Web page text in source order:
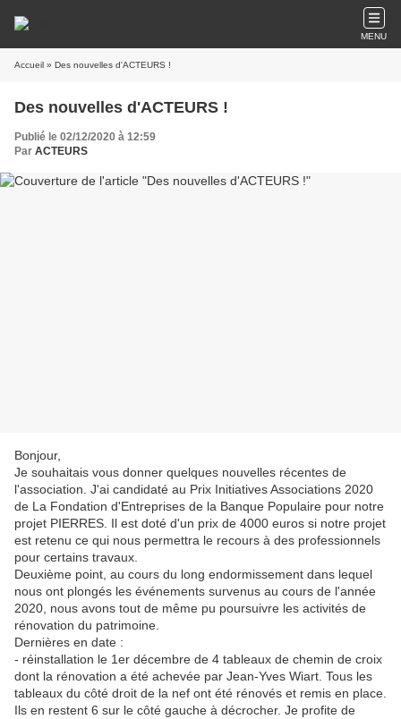
MENU
Accueil » Des nouvelles d'ACTEURS !
Des nouvelles d'ACTEURS !
Publié le 02/12/2020 à 12:59
Par ACTEURS
Bonjour,
Je souhaitais vous donner quelques nouvelles récentes de
l'association. J'ai candidaté au Prix Initiatives Associations 2020
de La Fondation d'Entreprises de la Banque Populaire pour notre
projet PIERRES. Il est doté d'un prix de 4000 euros si notre projet
est retenu ce qui nous permettra le recours à des professionnels
pour certains travaux.
Deuxième point, au cours du long endormissement dans lequel
nous ont plongés les événements survenus au cours de l'année
2020, nous avons tout de même pu poursuivre les activités de
rénovation du patrimoine.
Dernières en date :
- réinstallation le 1er décembre de 4 tableaux de chemin de croix
dont la rénovation a été achevée par Jean-Yves Wiart. Tous les
tableaux du côté droit de la nef ont été rénovés et remis en place.
Ils en restent 6 sur le côté gauche à décrocher. Je profite de